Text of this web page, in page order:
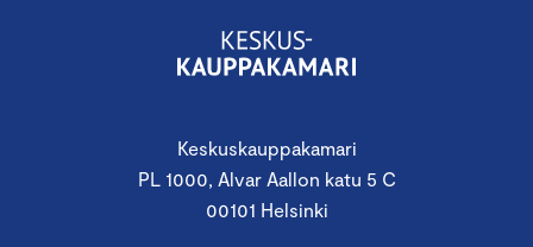
Keskuskauppakamari
PL 1000, Alvar Aallon katu 5 C
00101 Helsinki